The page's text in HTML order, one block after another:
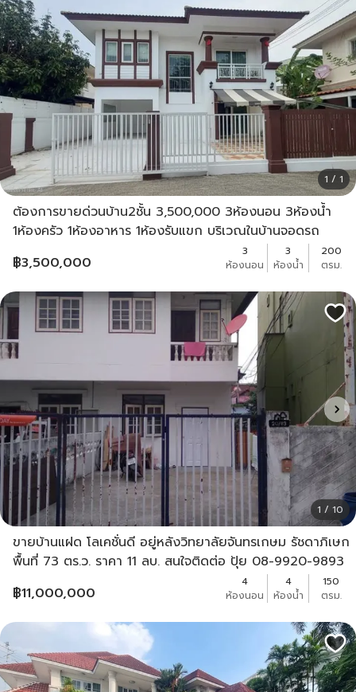
1 / 1
ต้องการขายด่วนบ้าน2ชั้น 3,500,000 3ห้องนอน 3ห้องน้ำ
1ห้องครัว 1ห้องอาหาร 1ห้องรับแขก บริเวณในบ้านจอดรถ
฿3,500,000
3
ห้องนอน
3
ห้องน้ำ
200
ตรม.
1 / 10
ขายบ้านแฝด โลเคชั่นดี อยู่หลังวิทยาลัยจันทรเกษม รัชดาภิเษก
พื้นที่ 73 ตร.ว. ราคา 11 ลบ. สนใจติดต่อ ปุ้ย 08-9920-9893
฿11,000,000
4
ห้องนอน
4
ห้องน้ำ
150
ตรม.